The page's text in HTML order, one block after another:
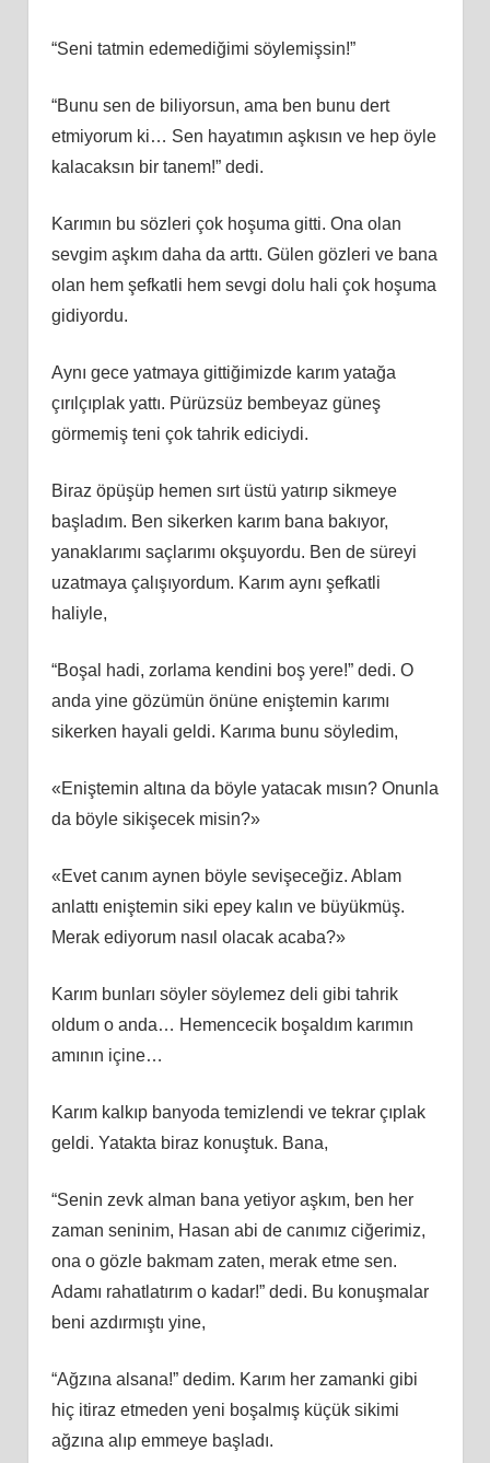
“Seni tatmin edemediğimi söylemişsin!”
“Bunu sen de biliyorsun, ama ben bunu dert
etmiyorum ki… Sen hayatımın aşkısın ve hep öyle
kalacaksın bir tanem!” dedi.
Karımın bu sözleri çok hoşuma gitti. Ona olan
sevgim aşkım daha da arttı. Gülen gözleri ve bana
olan hem şefkatli hem sevgi dolu hali çok hoşuma
gidiyordu.
Aynı gece yatmaya gittiğimizde karım yatağa
çırılçıplak yattı. Pürüzsüz bembeyaz güneş
görmemiş teni çok tahrik ediciydi.
Biraz öpüşüp hemen sırt üstü yatırıp sikmeye
başladım. Ben sikerken karım bana bakıyor,
yanaklarımı saçlarımı okşuyordu. Ben de süreyi
uzatmaya çalışıyordum. Karım aynı şefkatli
haliyle,
“Boşal hadi, zorlama kendini boş yere!” dedi. O
anda yine gözümün önüne eniştemin karımı
sikerken hayali geldi. Karıma bunu söyledim,
«Eniştemin altına da böyle yatacak mısın? Onunla
da böyle sikişecek misin?»
«Evet canım aynen böyle sevişeceğiz. Ablam
anlattı eniştemin siki epey kalın ve büyükmüş.
Merak ediyorum nasıl olacak acaba?»
Karım bunları söyler söylemez deli gibi tahrik
oldum o anda… Hemencecik boşaldım karımın
amının içine…
Karım kalkıp banyoda temizlendi ve tekrar çıplak
geldi. Yatakta biraz konuştuk. Bana,
“Senin zevk alman bana yetiyor aşkım, ben her
zaman seninim, Hasan abi de canımız ciğerimiz,
ona o gözle bakmam zaten, merak etme sen.
Adamı rahatlatırım o kadar!” dedi. Bu konuşmalar
beni azdırmıştı yine,
“Ağzına alsana!” dedim. Karım her zamanki gibi
hiç itiraz etmeden yeni boşalmış küçük sikimi
ağzına alıp emmeye başladı.